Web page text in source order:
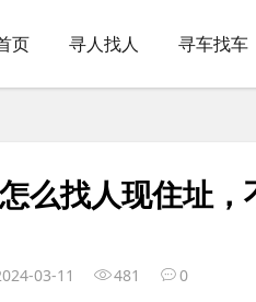
页 寻人找人 寻车找车
么找人现住址
03-11 481 0